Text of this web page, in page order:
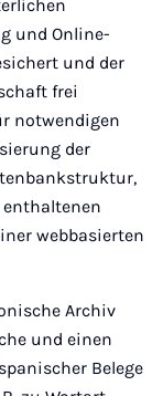
und Online-
und der
frei
notwendigen
der
enthaltenen
webbasierten
Archiv
und einen
Belege